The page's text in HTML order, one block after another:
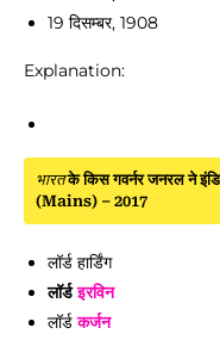
19 दिसम्बर, 1908
Explanation:
भारतके किस गवर्नर जनरल ने
(Mains) – 2017
लॉर्ड हार्डिंग
लॉर्डइरविन
लॉर्डकर्जन